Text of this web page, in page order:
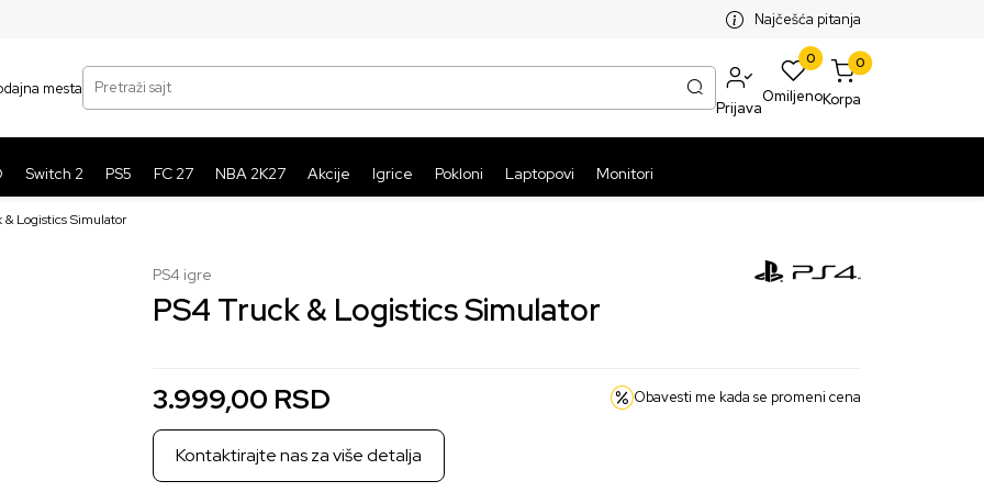
BESPLATNA ISPORUKA PAKETA PREKO 5999 RSDNajčešća pitanja
mesta
Pretraži sajt
Prijava
0
Omiljeno
0
Korpa
Switch 2 PS5 FC 27 NBA 2K27 Akcije Igrice Pokloni Laptopovi Monitori
& Logistics Simulator
PS4 igre
PS4 Truck & Logistics Simulator
3.999,00 RSD Obavesti me kada se promeni cena
Kontaktirajte nas za više detalja